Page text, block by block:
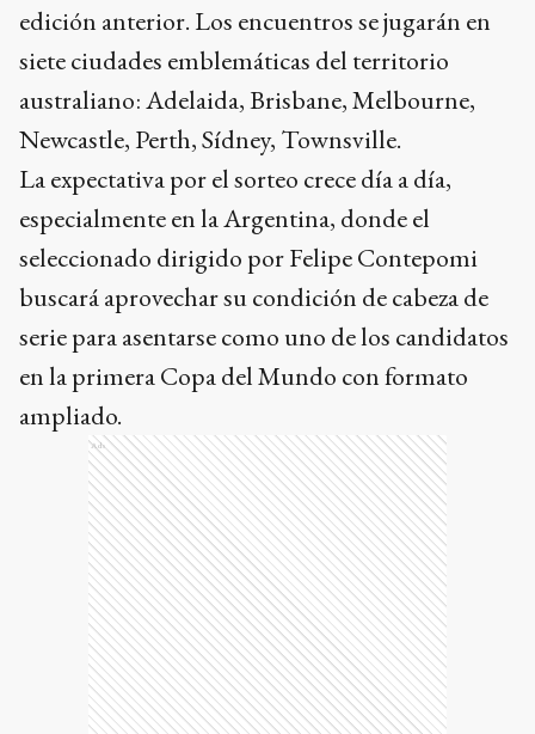
edición anterior. Los encuentros se jugarán en
siete ciudades emblemáticas del territorio
australiano: Adelaida, Brisbane, Melbourne,
Newcastle, Perth, Sídney, Townsville.
La expectativa por el sorteo crece día a día,
especialmente en la Argentina, donde el
seleccionado dirigido por Felipe Contepomi
buscará aprovechar su condición de cabeza de
serie para asentarse como uno de los candidatos
en la primera Copa del Mundo con formato
ampliado.
Ads